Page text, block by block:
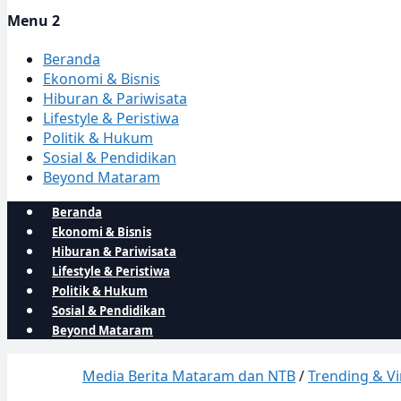
Menu 2
Beranda
Ekonomi & Bisnis
Hiburan & Pariwisata
Lifestyle & Peristiwa
Politik & Hukum
Sosial & Pendidikan
Beyond Mataram
Beranda
Ekonomi & Bisnis
Hiburan & Pariwisata
Lifestyle & Peristiwa
Politik & Hukum
Sosial & Pendidikan
Beyond Mataram
Media Berita Mataram dan NTB/Trending &